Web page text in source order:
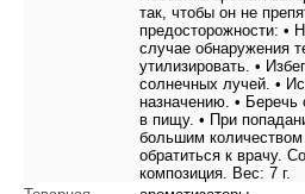
так, чтобы он не
предосторожности:
случае обнаружения
утилизировать. •
солнечных лучей. •
назначению. • Беречь
в пищу. • При
большим
обратиться к врачу.
композиция. Вес: 7 г.